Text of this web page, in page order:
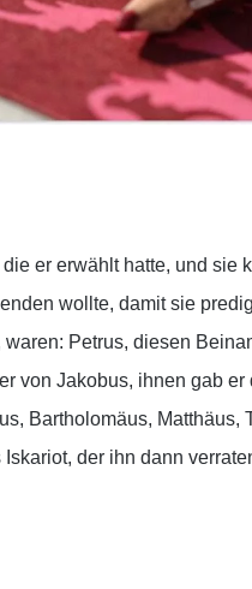
er erwählt hatte, und sie
wollte, damit sie
Petrus, diesen
von Jakobus, ihnen gab er
Bartholomäus, Matthäus,
der ihn dann